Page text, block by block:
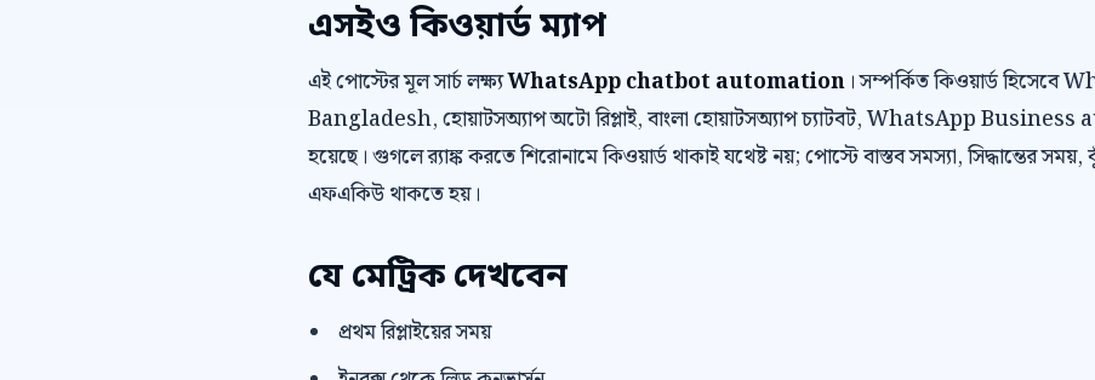
এসইও কিওয়ার্ড ম্যাপ
এই পোস্টের মূল সার্চ লক্ষ্যWhatsApp chatbot automation । সম্পর্কিত কিওয়ার্ড
Bangladesh, হোয়াটসঅ্যাপ অটো রিপ্লাই, বাংলা হোয়াটসঅ্যাপ চ্যাটবট, WhatsApp Business
হয়েছে। গুগলে র‍্যাঙ্ক করতে শিরোনামে কিওয়ার্ড থাকাই যথেষ্ট নয়; পোস্টে বাস্তব সমস্যা, সিদ্ধান্তের
এফএকিউ থাকতে হয়।
যে মেট্রিক দেখবেন
প্রথম রিপ্লাইয়ের সময়